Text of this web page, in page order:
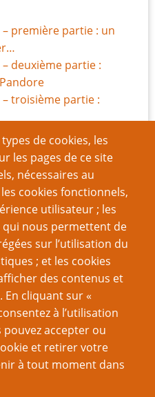
de cookies, les
les pages de ce site
nécessaires au
cookies fonctionnels,
utilisateur ; les
nous permettent de
sur l’utilisation du
; et les cookies
des contenus et
cliquant sur «
à l’utilisation
pouvez accepter ou
et retirer votre
à tout moment dans
première partie : un
deuxième partie :
troisième partie :
quatrième partie : Enfer
cinquième partie : le
sixième partie :
septième partie : de
huitième partie : l’âge
neuvième partie : la fin
Page
suivante
››